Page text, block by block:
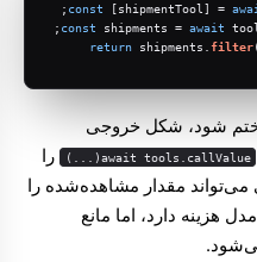
const [shipmentTool] =
const shipments = await
return shipments. filter(
شود، شکل خروجی
await tools.callValue(...)
را
مقدار مشاهده‌شده را
هزینه دارد، اما مانع